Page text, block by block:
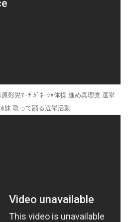
彰晃ﾏｰﾁ ｶﾞﾈｰｼｬ体操 進め真理党 選挙
妹 歌って踊る選挙活動